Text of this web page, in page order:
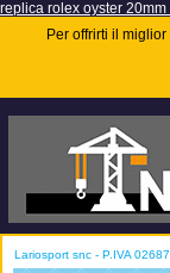
replica rolex oyster 20mm
Per offrirti il
Lariosport snc - P.IVA